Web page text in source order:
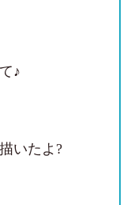
♪
いたよ?